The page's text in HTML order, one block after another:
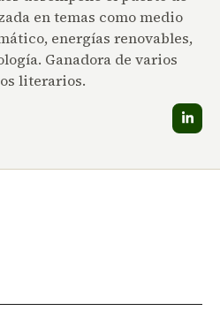
en temas como medio
energías renovables,
Ganadora de varios
literarios.